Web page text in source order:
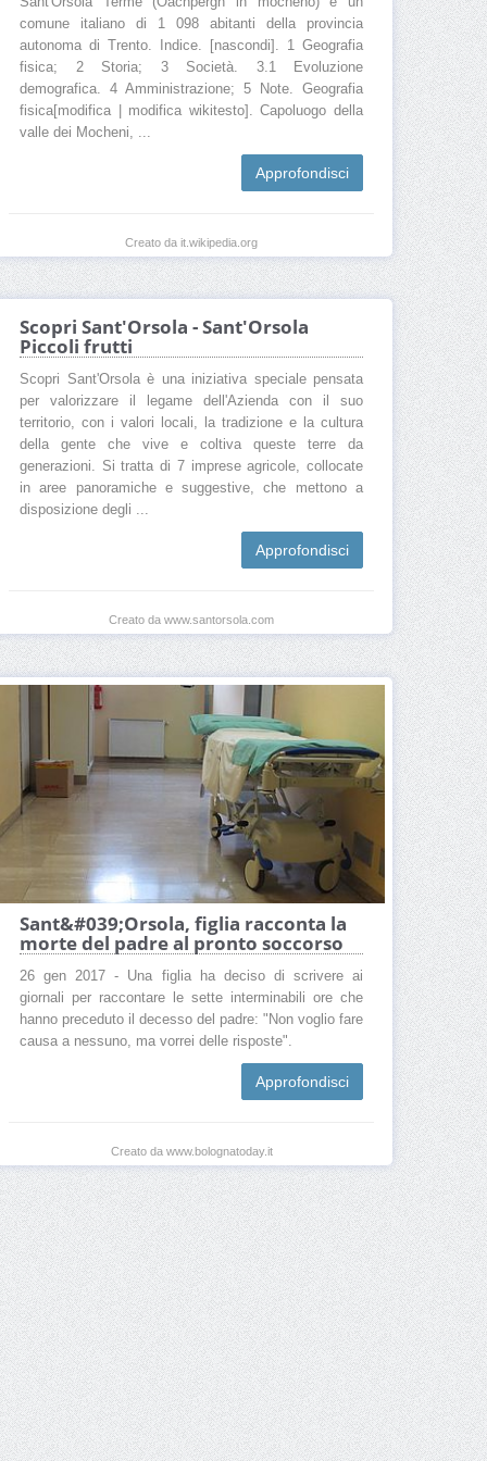
San'Orsola dove dormire
San'Orsola dove mangiare Dintorni di San'Orsola
Cosa fare a San'Orsola d'inverno
Cosa fare a San'Orsola d'estate
Webcam San'Orsola
Come arrivare a San'Orsola
comune italiano di 1 098 abitanti della provincia
autonoma di Trento. Indice. [nascondi]. 1 Geografia
fisica; 2 Storia; 3 Società. 3.1 Evoluzione
demografica. 4 Amministrazione; 5 Note. Geografia
fisica[modifica | modifica wikitesto]. Capoluogo della
valle dei Mocheni, ...
Approfondisci
Creato da it.wikipedia.org
Scopri Sant'Orsola - Sant'Orsola
Piccoli frutti
Scopri Sant'Orsola è una iniziativa speciale pensata
per valorizzare il legame dell'Azienda con il suo
territorio, con i valori locali, la tradizione e la cultura
della gente che vive e coltiva queste terre da
generazioni. Si tratta di 7 imprese agricole, collocate
in aree panoramiche e suggestive, che mettono a
disposizione degli ...
Approfondisci
Creato da www.santorsola.com
Sant&#039;Orsola, figlia racconta la
morte del padre al pronto soccorso
26 gen 2017 - Una figlia ha deciso di scrivere ai
giornali per raccontare le sette interminabili ore che
hanno preceduto il decesso del padre: "Non voglio fare
causa a nessuno, ma vorrei delle risposte".
Approfondisci
Creato da www.bolognatoday.it